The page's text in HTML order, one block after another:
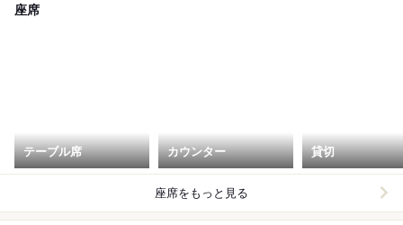
座席
テーブル席 カウンター 貸切
座席をもっと見る